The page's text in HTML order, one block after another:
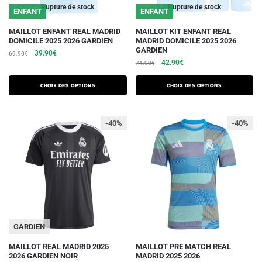
produit
produit
Rupture de stock
ENFANT
MAILLOT ENFANT REAL MADRID
DOMICILE 2025 2026 GARDIEN
69.90€
Le
initial
était :
69.90€.
39.90€Le
actuel
est :
39.90€.
Choix des options
Ce
produit
a
plusieurs
variations.
peuvent
choisies
produit
Rupture de stock
ENFANT
MAILLOT KIT ENFANT REAL
MADRID DOMICILE 2025 2026
GARDIEN
74.90€
Le
initial
était :
42.90€Le
actuel
est :
Choix des options
Ce
produit
a
plusieurs
variations.
peuvent
choisies
-40%
GARDIEN
MAILLOT REAL MADRID 2025
2026 GARDIEN NOIR
Ce
-40%
MAILLOT PRE MATCH REAL
MADRID 2025 2026
Ce